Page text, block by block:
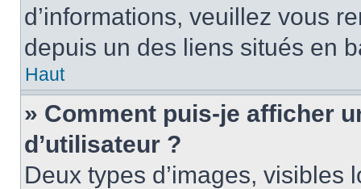
d’informations, veuillez vous
depuis un des liens situés en
Haut
» Comment puis-je afficher
d’utilisateur ?
Deux types d’images,